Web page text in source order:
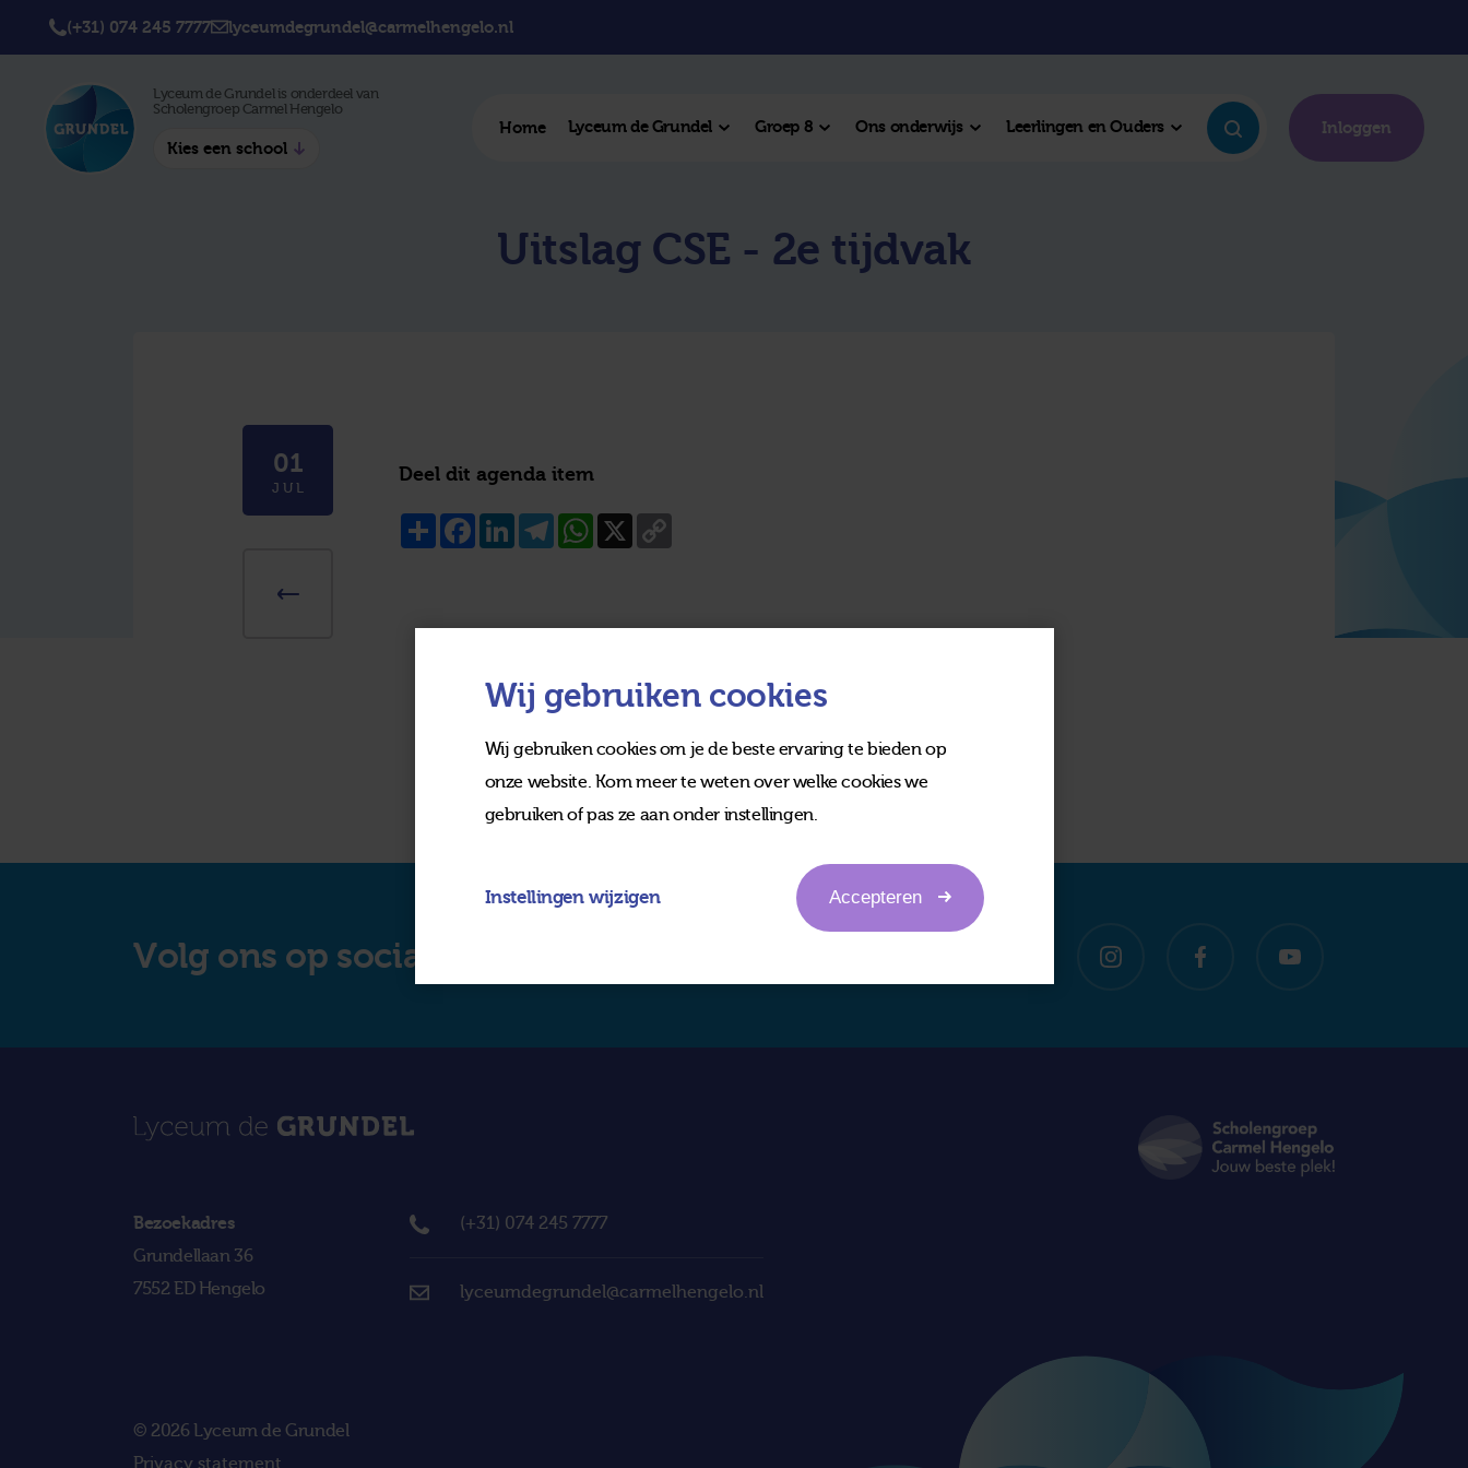
(+31) 074 245 7777 lyceumdegrundel@carmelhengelo.nl
Lyceum de Grundel is onderdeel van
Scholengroep Carmel Hengelo
Kies een school
Home Lyceum de Grundel Groep 8 Ons onderwijs Leerlingen en Ouders Inloggen
Uitslag CSE - 2e tijdvak
01
JUL
Deel dit agenda item
ShareFacebookLinkedInTelegramWhatsApp
Volg ons op social media
Bezoekadres
Grundellaan 36
7552 ED Hengelo
(+31) 074 245 7777
lyceumdegrundel@carmelhengelo.nl
© 2026 Lyceum de Grundel
Privacy statement
Wij gebruiken cookies
Wij gebruiken cookies om je de beste ervaring te bieden op
onze website. Kom meer te weten over welke cookies we
gebruiken of pas ze aan onder instellingen.
Instellingen wijzigen Accepteren